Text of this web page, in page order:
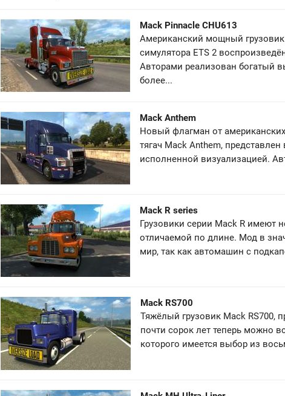
Mack Pinnacle CHU613
Американский мощный
симулятора ETS 2
Авторами реализован богатый
более...
Mack Anthem
Новый флагман от
тягач Mack Anthem,
исполненной визуализацией.
Mack R series
Грузовики серии Mack R имеют
отличаемой по длине. Мод в
мир, так как автомашин с
Mack RS700
Тяжёлый грузовик Mack RS700,
почти сорок лет теперь можно
которого имеется выбор из